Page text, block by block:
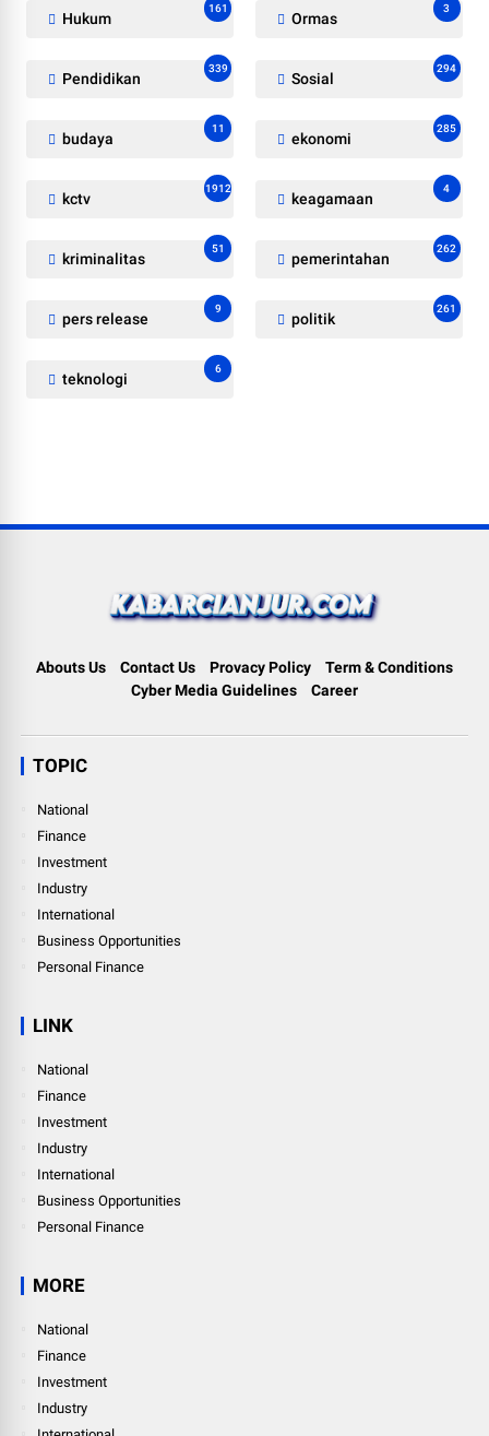
Hukum
161
Ormas
3
Pendidikan
339
Sosial
294
budaya
11
ekonomi
285
kctv
1912
keagamaan
4
kriminalitas
51
pemerintahan
262
pers release
9
politik
261
teknologi
6
Abouts Us Contact Us Provacy Policy
Term & Conditions
Cyber Media Guidelines
Career
TOPIC
National
Finance
Investment
Industry
International
Business Opportunities
Personal Finance
LINK
National
Finance
Investment
Industry
International
Business Opportunities
Personal Finance
MORE
National
Finance
Investment
Industry